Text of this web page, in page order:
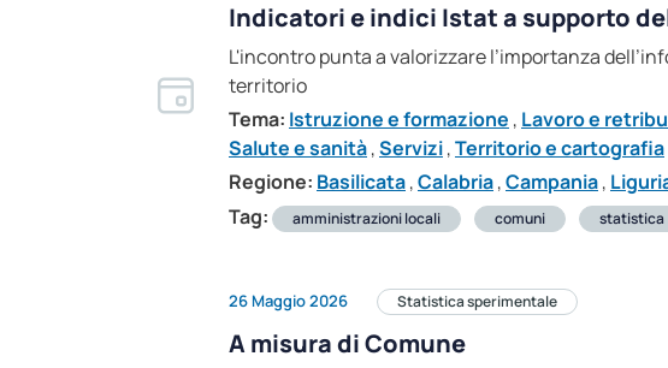
Indicatori e indici Istat a supporto
L'incontro punta a valorizzare l’importanza
territorio
Tema: Istruzione e formazione , Lavoro e
Salute e sanità,Servizi,Territorio e cartografia
Regione: Basilicata,Calabria,Campania,
Tag:
amministrazioni locali comuni statistica
26 Maggio 2026 Statistica sperimentale
A misura di Comune